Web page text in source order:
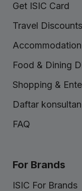
Get ISIC Card
Travel Discounts
Food & Dining
Shopping &
Daftar
FAQ
For Brands
ISIC For Brands